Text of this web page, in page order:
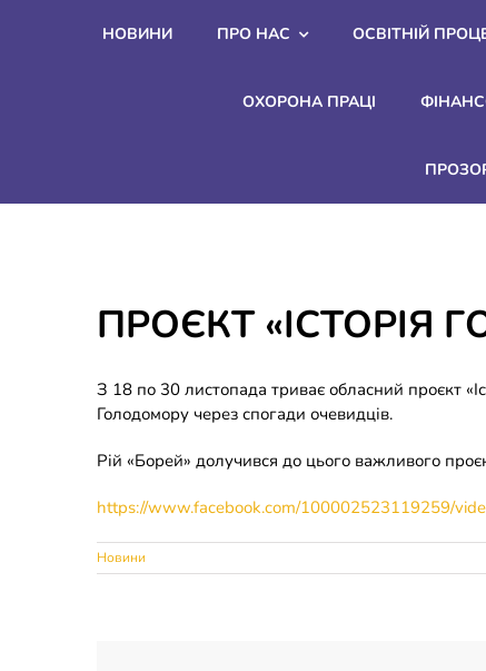
НОВИНИ ПРО НАС ОСВІТНІЙ
ОХОРОНА ПРАЦІ
ПРОЄКТ «ІСТОРІЯ
З 18 по 30 листопада триває обласний проєкт
Голодомору через спогади очевидців.
Рій «Борей» долучився до цього важливого
https://www.facebook.com/100002523119259/
Новини